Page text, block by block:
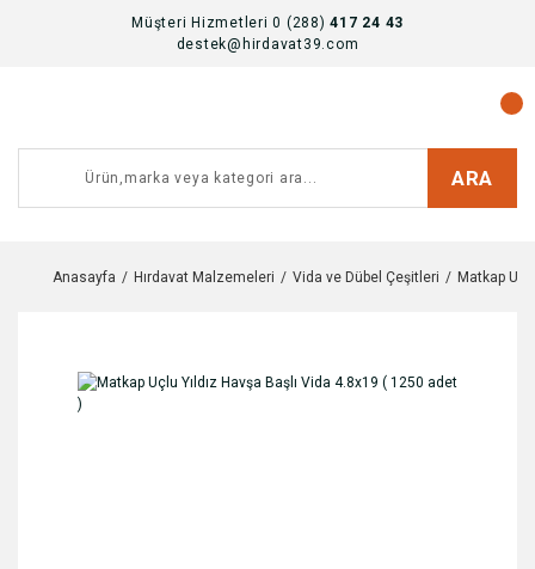
Müşteri Hizmetleri 0 (288)417 24 43
destek@hirdavat39.com
ARA
Anasayfa Hırdavat Malzemeleri Vida ve Dübel Çeşitleri Matkap